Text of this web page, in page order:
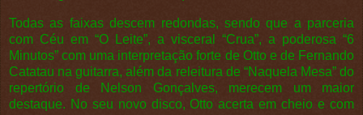
Todas as faixas descem redondas, sendo que a parceria
com Céu em “O Leite”, a visceral “Crua”, a poderosa “6
Minutos” com uma interpretação forte de Otto e de Fernando
Catatau na guitarra, além da releitura de “Naquela Mesa” do
repertório de Nelson Gonçalves, merecem um maior
destaque. No seu novo disco, Otto acerta em cheio e com